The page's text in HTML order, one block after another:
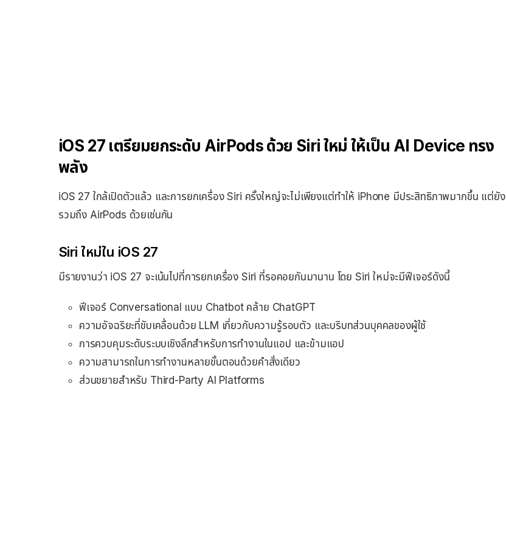
iOS 27 เตรียมยกระดับ AirPods ด้วย Siri ใหม่ ให้เป็น AI Device ทรง
พลัง
iOS 27 ใกล้เปิดตัวแล้ว และการยกเครื่อง Siri ครั้งใหญ่จะไม่เพียงแต่ทำให้ iPhone มีประสิทธิภาพมากขึ้น แต่ยัง
รวมถึง AirPods ด้วยเช่นกัน
Siri ใหม่ใน iOS 27
มีรายงานว่า iOS 27 จะเน้นไปที่การยกเครื่อง Siri ที่รอคอยกันมานาน โดย Siri ใหม่จะมีฟีเจอร์ดังนี้
ฟีเจอร์ Conversational แบบ Chatbot คล้าย ChatGPT
ความอัจฉริยะที่ขับเคลื่อนด้วย LLM เกี่ยวกับความรู้รอบตัว และบริบทส่วนบุคคลของผู้ใช้
การควบคุมระดับระบบเชิงลึกสำหรับการทำงานในแอป และข้ามแอป
ความสามารถในการทำงานหลายขั้นตอนด้วยคำสั่งเดียว
ส่วนขยายสำหรับ Third-Party AI Platforms